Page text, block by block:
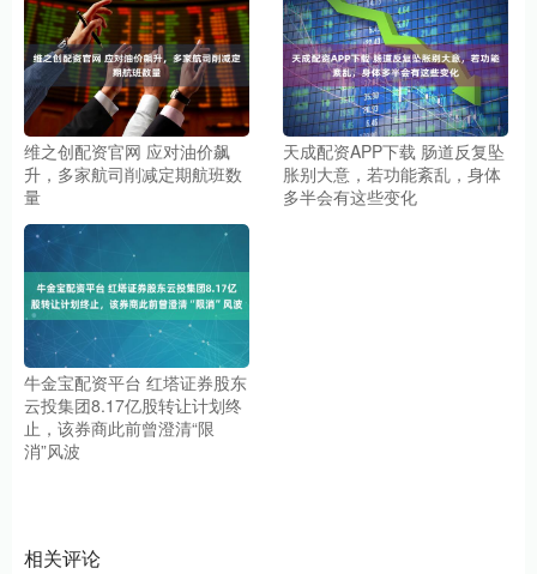
维之创配资官网 应对油价飙
升，多家航司削减定期航班数
量
天成配资APP下载 肠道反复坠
胀别大意，若功能紊乱，身体
多半会有这些变化
牛金宝配资平台 红塔证券股东
云投集团8.17亿股转让计划终
止，该券商此前曾澄清“限
消”风波
相关评论